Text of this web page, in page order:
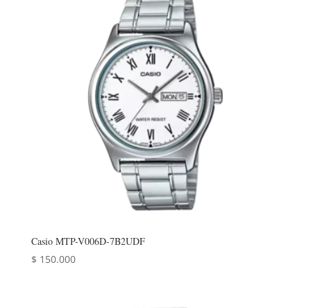
Casio MTP-V006D-7B2UDF
$ 150.000